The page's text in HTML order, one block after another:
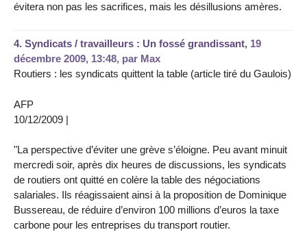
évitera non pas les sacrifices, mais les désillusions amères.
4. Syndicats / travailleurs : Un fossé grandissant, 19
décembre 2009, 13:48, par Max
Routiers : les syndicats quittent la table (article tiré du Gaulois)
AFP
10/12/2009 |
"La perspective d’éviter une grève s’éloigne. Peu avant minuit
mercredi soir, après dix heures de discussions, les syndicats
de routiers ont quitté en colère la table des négociations
salariales. Ils réagissaient ainsi à la proposition de Dominique
Bussereau, de réduire d’environ 100 millions d’euros la taxe
carbone pour les entreprises du transport routier.